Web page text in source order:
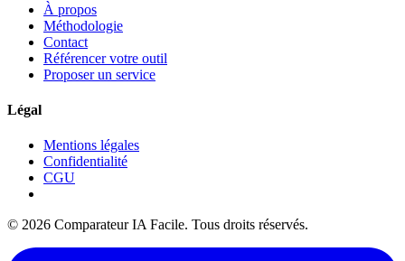
À propos
Méthodologie
Contact
Référencer votre outil
Proposer un service
Légal
Mentions légales
Confidentialité
CGU
© 2026 Comparateur IA Facile. Tous droits réservés.